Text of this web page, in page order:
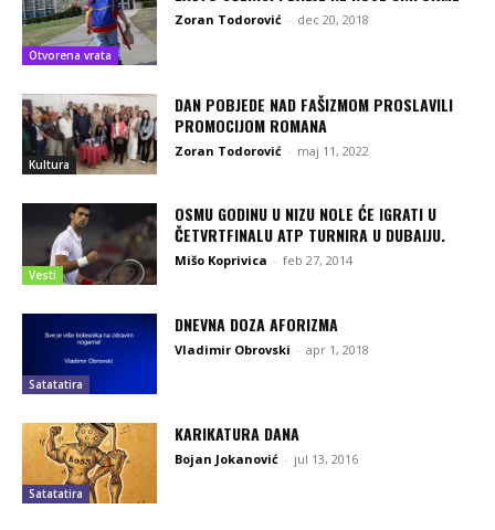
Otvorena vrata
Zoran Todorović - dec 20, 2018
Kultura
DAN POBJEDE NAD FAŠIZMOM PROSLAVILI
PROMOCIJOM ROMANA
Zoran Todorović - maj 11, 2022
Vesti
OSMU GODINU U NIZU NOLE ĆE IGRATI U
ČETVRTFINALU ATP TURNIRA U DUBAIJU.
Mišo Koprivica - feb 27, 2014
Satatatira
DNEVNA DOZA AFORIZMA
Vladimir Obrovski - apr 1, 2018
Satatatira
KARIKATURA DANA
Bojan Jokanović - jul 13, 2016